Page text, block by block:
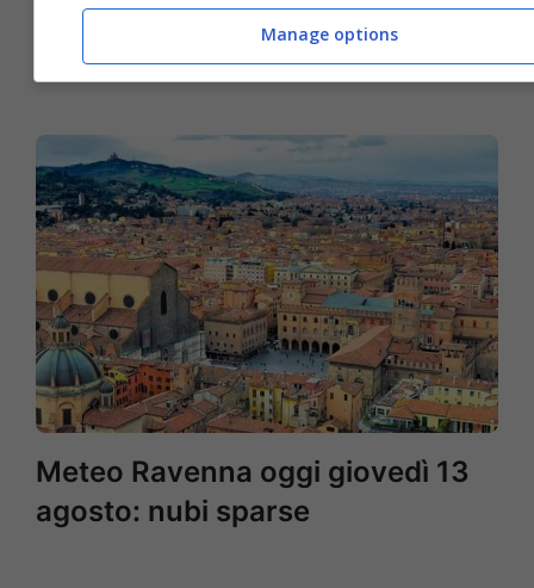
Meteo Foggia oggi giovedì 13
agosto: sereno
Meteo Ravenna oggi giovedì 13
agosto: nubi sparse
Manage options